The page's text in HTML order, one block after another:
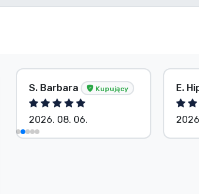
S. Barbara Kupujący
2026. 08. 06.
E.